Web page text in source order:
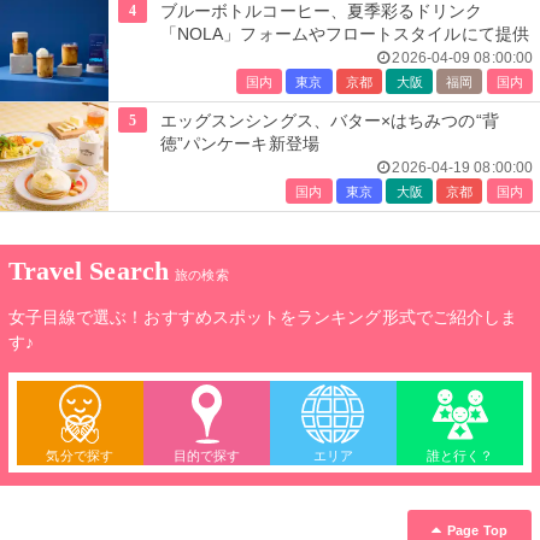
4
ブルーボトルコーヒー、夏季彩るドリンク
「NOLA」フォームやフロートスタイルにて提供
2026-04-09 08:00:00
国内 東京 京都 大阪 福岡 国内
5
エッグスンシングス、バター×はちみつの“背
徳”パンケーキ新登場
2026-04-19 08:00:00
国内 東京 大阪 京都 国内
Travel Search 旅の検索
女子目線で選ぶ！おすすめスポットをランキング形式でご紹介しま
す♪
気分で探す 目的で探す エリア 誰と行く？
Page Top